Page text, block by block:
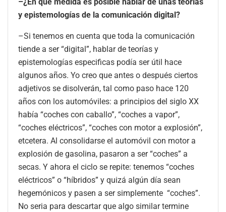
y epistemologías de la comunicación digital?
–Si tenemos en cuenta que toda la comunicación
tiende a ser “digital”, hablar de teorías y
epistemologías especificas podía ser útil hace
algunos años. Yo creo que antes o después ciertos
adjetivos se disolverán, tal como paso hace 120
años con los automóviles: a principios del siglo XX
había “coches con caballo”, “coches a vapor”,
“coches eléctricos”, “coches con motor a explosión”,
etcetera. Al consolidarse el automóvil con motor a
explosión de gasolina, pasaron a ser “coches” a
secas. Y ahora el ciclo se repite: tenemos “coches
eléctricos” o “híbridos” y quizá algún día sean
hegemónicos y pasen a ser simplemente “coches”.
No seria para descartar que algo similar termine